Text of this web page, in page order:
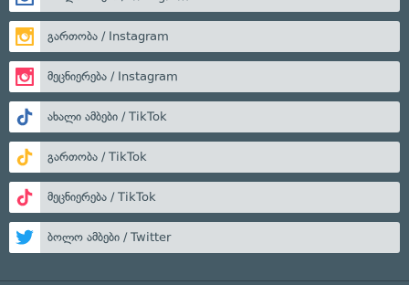
გართობა / Instagram
მეცნიერება / Instagram
ახალი ამბები / TikTok
გართობა / TikTok
მეცნიერება / TikTok
ბოლო ამბები / Twitter